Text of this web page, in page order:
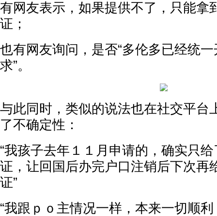
有网友表示，如果提供不了，只能拿
证；
也有网友询问，是否“多伦多已经统
求”。
与此同时，类似的说法也在社交平台
了不确定性：
“我孩子去年１１月申请的，确实只
证，让回国后办完户口注销后下次再
证”
“我跟ｐｏ主情况一样，本来一切顺